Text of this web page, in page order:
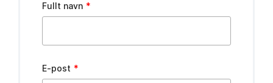
this
Fullt navn
E-post